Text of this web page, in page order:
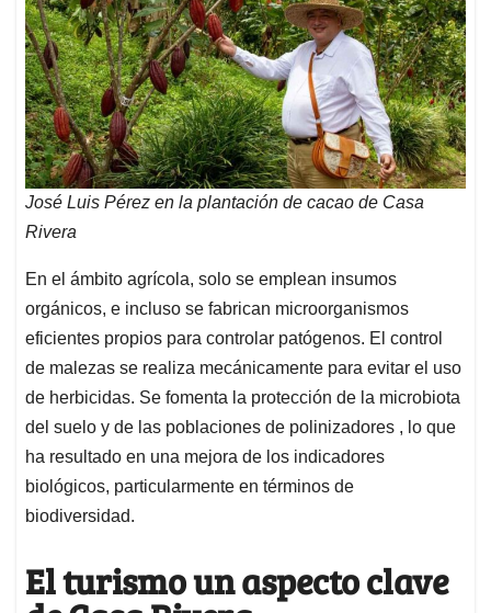
José Luis Pérez en la plantación de cacao de Casa
Rivera
En el ámbito agrícola, solo se emplean insumos
orgánicos, e incluso se fabrican microorganismos
eficientes propios para controlar patógenos. El control
de malezas se realiza mecánicamente para evitar el uso
de herbicidas. Se fomenta la protección de la microbiota
del suelo y de las poblaciones de polinizadores , lo que
ha resultado en una mejora de los indicadores
biológicos, particularmente en términos de
biodiversidad.
El turismo un aspecto clave